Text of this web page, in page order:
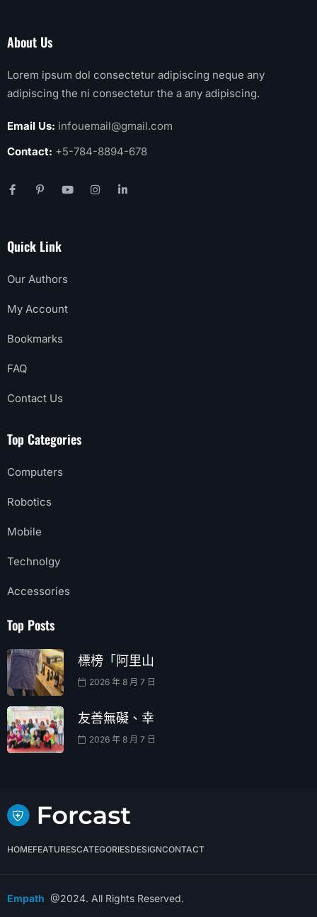
About Us
Lorem ipsum dol consectetur adipiscing neque any
adipiscing the ni consectetur the a any adipiscing.
Email Us: infouemail@gmail.com
Contact: +5-784-8894-678
Quick Link
Our Authors
My Account
Bookmarks
FAQ
Contact Us
Top Categories
Computers
Robotics
Mobile
Technolgy
Accessories
Top Posts
標榜「阿里山
2026 年 8 月 7 日
友善無礙、幸
2026 年 8 月 7 日
HOMEFEATURESCATEGORIESDESIGNCONTACT
Empath @2024. All Rights Reserved.